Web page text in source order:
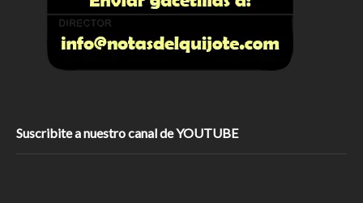
Suscribite a nuestro canal de YOUTUBE